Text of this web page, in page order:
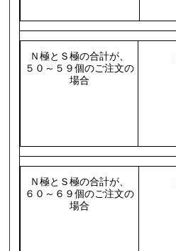
Ｎ極とＳ極の合計が、
５０～５９個のご注文の
場合
Ｎ極とＳ極の合計が、
６０～６９個のご注文の
場合